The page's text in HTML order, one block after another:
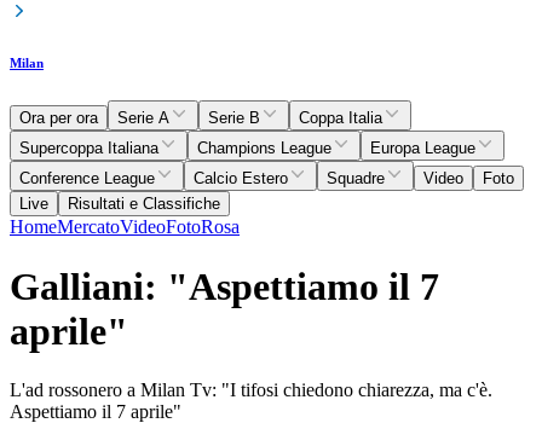
Milan
Ora per ora Serie A Serie B
Coppa Italia
Supercoppa Italiana
Champions League
Europa League
Conference League
Calcio Estero Squadre Video
Foto
Live
Risultati e Classifiche
HomeMercatoVideoFotoRosa
Galliani: "Aspettiamo il 7
aprile"
L'ad rossonero a Milan Tv: "I tifosi chiedono chiarezza, ma c'è.
Aspettiamo il 7 aprile"